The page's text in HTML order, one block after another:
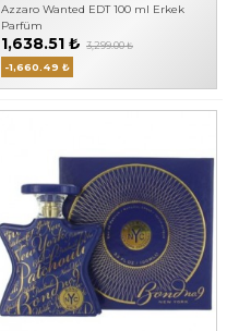
Azzaro Wanted EDT 100 ml Erkek
Parfüm
1,638.51 ₺ 3,299.00 ₺
-1,660.49 ₺